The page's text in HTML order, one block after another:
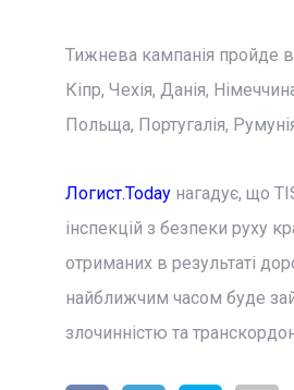
Тижнева кампанія пройде в
Кіпр, Чехія, Данія,
Польща, Португалія,
Логист.Todayнагадує, що
інспекцій з безпеки руху
отриманих в результаті
найближчим часом буде
злочинністю та